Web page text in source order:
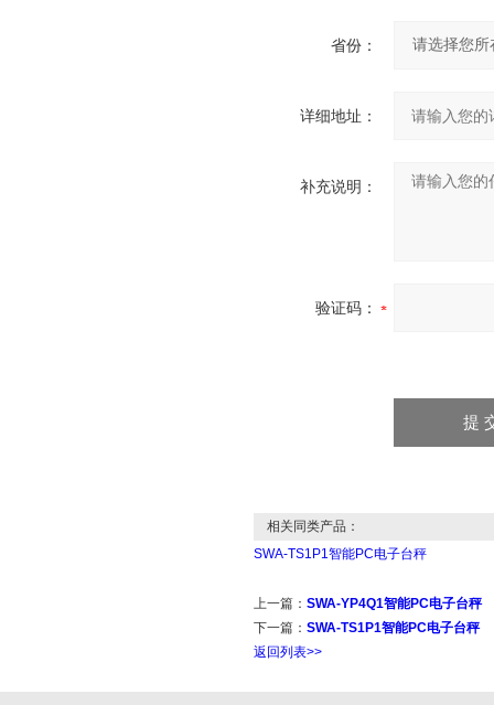
省份：
详细地址：
补充说明：
验证码：
相关同类产品：
SWA-TS1P1智能PC电子台秤
上一篇： SWA-YP4Q1智能PC电子台秤
下一篇： SWA-TS1P1智能PC电子台秤
返回列表>>